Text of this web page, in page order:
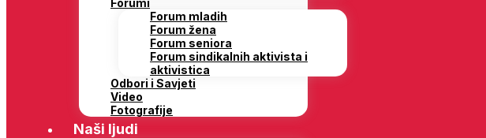
Forumi
Forum mladih
Forum žena
Forum seniora
Forum sindikalnih aktivista i
aktivistica
Odbori i Savjeti
Video
Fotografije
Naši ljudi